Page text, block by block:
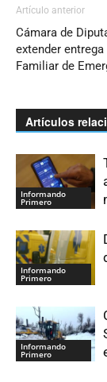
Artículo anterior
Cámara de
extender
Familiar de
Artículos
Informando
Primero
Informando
Primero
Informando
Primero